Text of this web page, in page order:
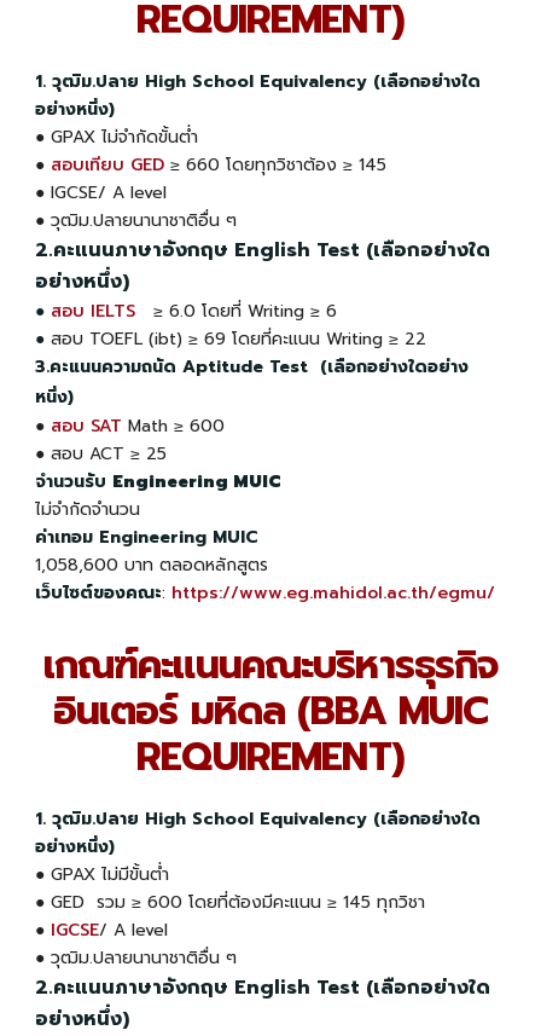
REQUIREMENT)
1. วุฒิม.ปลาย High School Equivalency (เลือกอย่างใด
อย่างหนึ่ง)
● GPAX ไม่จำกัดขั้นต่ำ
● สอบเทียบ GED≥ 660 โดยทุกวิชาต้อง ≥ 145
● IGCSE/ A level
● วุฒิม.ปลายนานาชาติอื่น ๆ
2.คะแนนภาษาอังกฤษ English Test (เลือกอย่างใด
อย่างหนึ่ง)
● สอบ IELTS ≥ 6.0 โดยที่ Writing ≥ 6
● สอบ TOEFL (ibt) ≥ 69 โดยที่คะแนน Writing ≥ 22
3.คะแนนความถนัด Aptitude Test (เลือกอย่างใดอย่าง
หนึ่ง)
● สอบ SAT Math ≥ 600
● สอบ ACT ≥ 25
จำนวนรับ Engineering MUIC
ไม่จำกัดจำนวน
ค่าเทอม Engineering MUIC
1,058,600 บาท ตลอดหลักสูตร
เว็บไซต์ของคณะ: https://www.eg.mahidol.ac.th/egmu/
เกณฑ์คะแนนคณะบริหารธุรกิจ
อินเตอร์ มหิดล (BBA MUIC
REQUIREMENT)
1. วุฒิม.ปลาย High School Equivalency (เลือกอย่างใด
อย่างหนึ่ง)
● GPAX ไม่มีขั้นต่ำ
● GED รวม ≥ 600 โดยที่ต้องมีคะแนน ≥ 145 ทุกวิชา
● IGCSE/ A level
● วุฒิม.ปลายนานาชาติอื่น ๆ
2.คะแนนภาษาอังกฤษ English Test (เลือกอย่างใด
อย่างหนึ่ง)